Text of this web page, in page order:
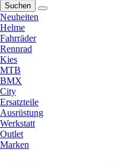
Suchen
Neuheiten
Helme
Fahrräder
Rennrad
Kies
MTB
BMX
City
Ersatzteile
Ausrüstung
Werkstatt
Outlet
Marken